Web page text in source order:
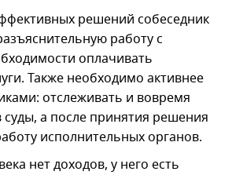
решений собеседник
работу с
оплачивать
Также необходимо активнее
отслеживать и вовремя
суды, а после принятия решения
исполнительных органов.
нет доходов, у него есть